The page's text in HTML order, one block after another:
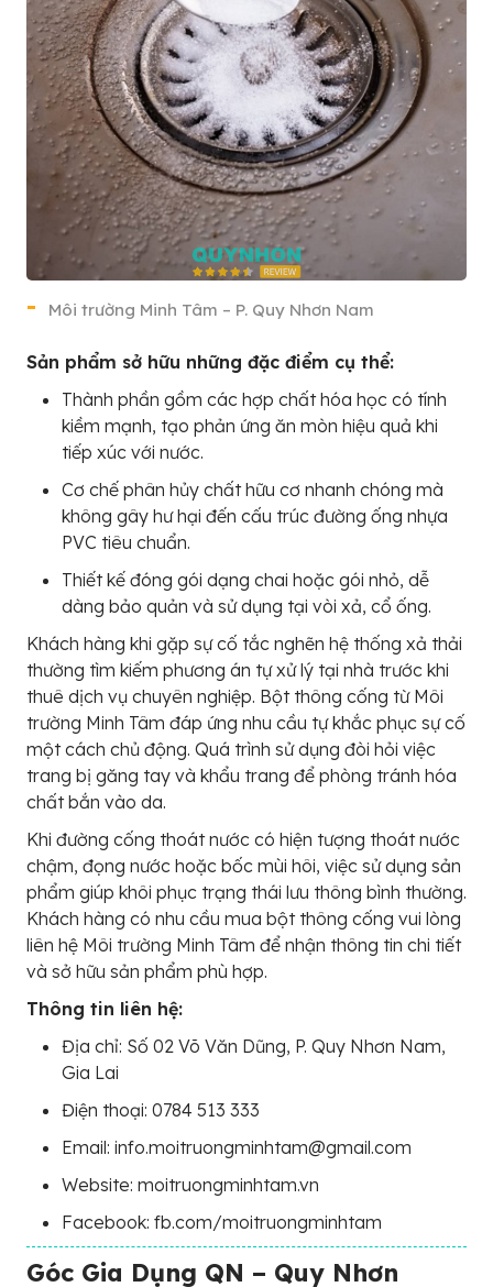
Môi trường Minh Tâm – P. Quy Nhơn Nam
Sản phẩm sở hữu những đặc điểm cụ thể:
Thành phần gồm các hợp chất hóa học có tính
kiềm mạnh, tạo phản ứng ăn mòn hiệu quả khi
tiếp xúc với nước.
Cơ chế phân hủy chất hữu cơ nhanh chóng mà
không gây hư hại đến cấu trúc đường ống nhựa
PVC tiêu chuẩn.
Thiết kế đóng gói dạng chai hoặc gói nhỏ, dễ
dàng bảo quản và sử dụng tại vòi xả, cổ ống.
Khách hàng khi gặp sự cố tắc nghẽn hệ thống xả thải
thường tìm kiếm phương án tự xử lý tại nhà trước khi
thuê dịch vụ chuyên nghiệp. Bột thông cống từ Môi
trường Minh Tâm đáp ứng nhu cầu tự khắc phục sự cố
một cách chủ động. Quá trình sử dụng đòi hỏi việc
trang bị găng tay và khẩu trang để phòng tránh hóa
chất bắn vào da.
Khi đường cống thoát nước có hiện tượng thoát nước
chậm, đọng nước hoặc bốc mùi hôi, việc sử dụng sản
phẩm giúp khôi phục trạng thái lưu thông bình thường.
Khách hàng có nhu cầu mua bột thông cống vui lòng
liên hệ Môi trường Minh Tâm để nhận thông tin chi tiết
và sở hữu sản phẩm phù hợp.
Thông tin liên hệ:
Địa chỉ: Số 02 Võ Văn Dũng, P. Quy Nhơn Nam,
Gia Lai
Điện thoại: 0784 513 333
Email: info.moitruongminhtam@gmail.com
Website: moitruongminhtam.vn
Facebook: fb.com/moitruongminhtam
Góc Gia Dụng QN – Quy Nhơn